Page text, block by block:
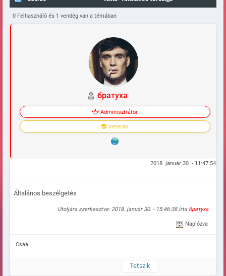
(Megtekintve 121334 alkalommal)
0 Felhasználó és 1 vendég van a témában
братуха
Adminisztrátor
Veterán
2018. január 30. - 11:47:54
Általános beszélgetés
Utoljára szerkesztve: 2018. január 30. - 15:46:38 írta братуха
Naplózva
Csáá
Tetszik